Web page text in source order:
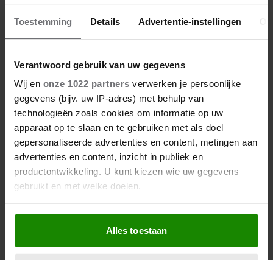
Toestemming Details Advertentie-instellingen
Verantwoord gebruik van uw gegevens
Wij en onze 1022 partners verwerken je persoonlijke
gegevens (bijv. uw IP-adres) met behulp van
technologieën zoals cookies om informatie op uw
apparaat op te slaan en te gebruiken met als doel
gepersonaliseerde advertenties en content, metingen aan
advertenties en content, inzicht in publiek en
productontwikkeling. U kunt kiezen wie uw gegevens
gebruikt en met welke doelen.
Als u het toestaat, willen we ook graag:
Informatie verzamelen over uw geografische locatie,
die tot een paar meter nauwkeurig kan zijn
Alles toestaan
De nieuwe Mijn Geheim ligt nu in de winkel
Abonneren
Digitaal lezen
Los kopen